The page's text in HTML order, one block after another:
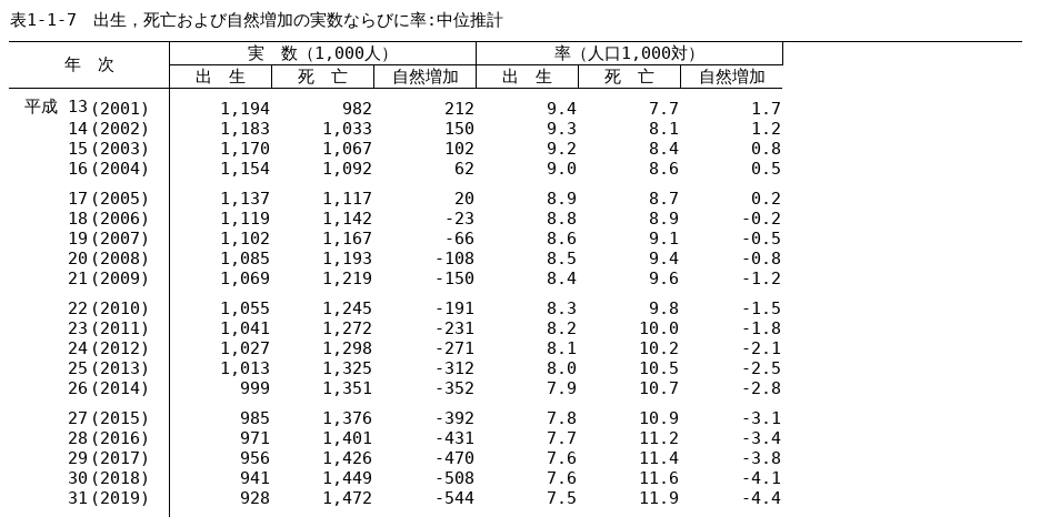
表1-1-7 出生，死亡および自然増加の実数ならびに率:中位推計
年 次
実 数（1,000人）
率（人口1,000対）
出 生
死 亡 自然増加 出 生 死 亡
自然増加
平成 13 (2001) 1,194 982 212 9.4 7.7
1.7
14 (2002) 1,183 1,033 150 9.3 8.1
1.2
15 (2003) 1,170 1,067 102 9.2 8.4
0.8
16 (2004) 1,154 1,092 62 9.0 8.6
0.5
17 (2005) 1,137 1,117 20 8.9 8.7
0.2
18 (2006) 1,119 1,142 -23 8.8 8.9
-0.2
19 (2007) 1,102 1,167 -66 8.6 9.1
-0.5
20 (2008) 1,085 1,193 -108 8.5 9.4
-0.8
21 (2009) 1,069 1,219 -150 8.4 9.6
-1.2
22 (2010) 1,055 1,245 -191 8.3 9.8
-1.5
23 (2011) 1,041 1,272 -231 8.2 10.0
-1.8
24 (2012) 1,027 1,298 -271 8.1 10.2
-2.1
25 (2013) 1,013 1,325 -312 8.0 10.5
-2.5
26 (2014) 999 1,351 -352 7.9 10.7
-2.8
27 (2015) 985 1,376 -392 7.8 10.9
-3.1
28 (2016) 971 1,401 -431 7.7 11.2
-3.4
29 (2017) 956 1,426 -470 7.6 11.4
-3.8
30 (2018) 941 1,449 -508 7.6 11.6
-4.1
31 (2019) 928 1,472 -544 7.5 11.9
-4.4